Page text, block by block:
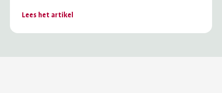
Lees het artikel